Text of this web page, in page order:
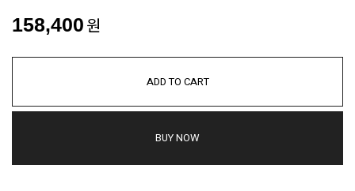
158,400원
ADD TO CART
BUY NOW